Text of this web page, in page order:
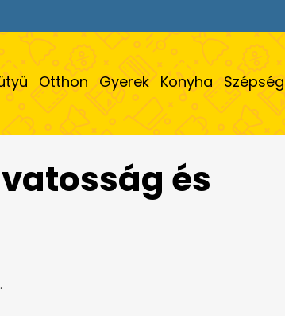
Otthon Gyerek Konyha Szépség
és